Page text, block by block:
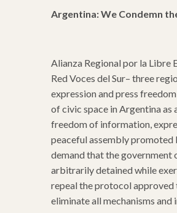
Argentina: We Condemn
Alianza Regional por la Libre
Red Voces del Sur– three
expression and press
of civic space in Argentina as
freedom of information,
peaceful assembly
demand that the government
arbitrarily detained while
repeal the protocol
eliminate all mechanisms